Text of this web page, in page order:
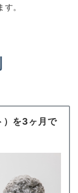
。
）を3ヶ月で